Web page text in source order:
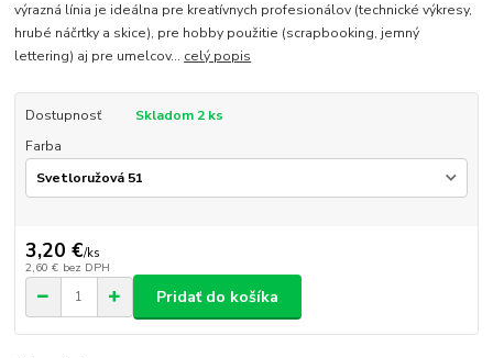
výrazná línia je ideálna pre kreatívnych profesionálov (technické výkresy,
hrubé náčrtky a skice), pre hobby použitie (scrapbooking, jemný
lettering) aj pre umelcov... celý popis
Dostupnosť
Skladom 2 ks
Farba
3,20 €/ks
2,60 € bez DPH
Pridať do košíka